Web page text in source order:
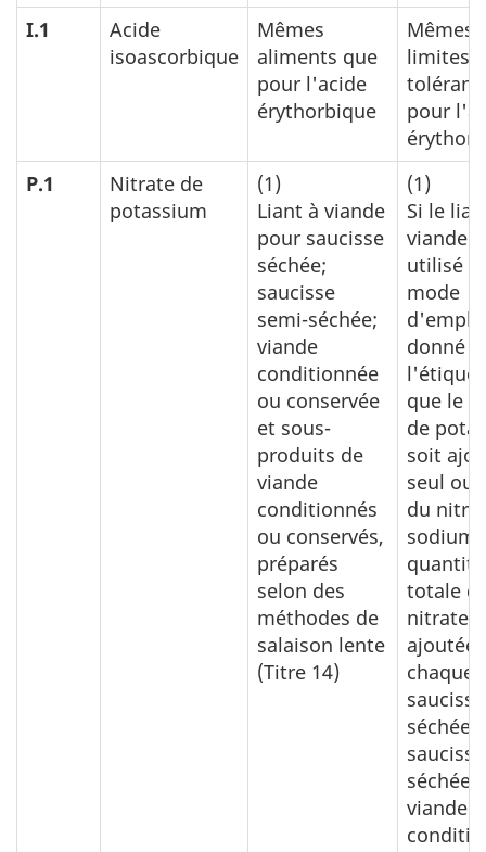
I.1
Acide
isoascorbique
Mêmes
aliments que
pour l'acide
érythorbique
Mêmes
limites
pour
P.1
Nitrate de
potassium
(1)
Liant à viande
pour saucisse
séchée;
saucisse
semi-séchée;
viande
conditionnée
ou conservée
et sous-
produits de
viande
conditionnés
ou conservés,
préparés
selon des
méthodes de
salaison lente
(Titre 14)
(1)
Si le
viande
utilisé
mode
donné
que le
de
soit
seul ou
du
sodium,
quantité
totale
nitrates
ajoutée
chaque
saucisse
séchée,
séchée,
viande